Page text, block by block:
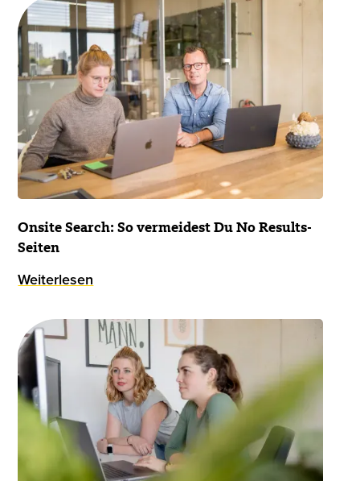
Onsite Search: So vermeidest Du No Results-
Seiten
Weiterlesen